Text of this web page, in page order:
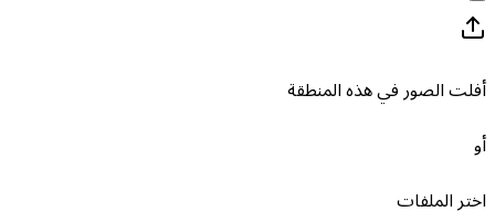
أفلت الصور في هذه المنطقة
أو
اختر الملفات